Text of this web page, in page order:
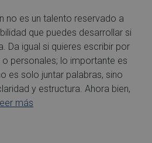
no es un talento reservado a
que puedes desarrollar si
Da igual si quieres escribir por
personales; lo importante es
es solo juntar palabras, sino
y estructura. Ahora bien,
más